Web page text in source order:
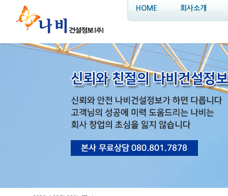
HOME 회사소개